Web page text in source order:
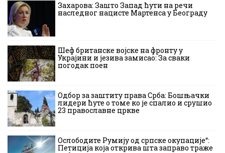
Захарова: Зашто Запад ћути на речи
наследног нацисте Мартенса у Београду
Шеф британске војске на фронту у
Украјини и језива замисао: За сваки
погодак поен
Одбор за заштиту права Срба: Бошњачки
лидери ћуте о томе ко је спалио и срушио
23 православне цркве
Ослободите Румију од српске окупације“:
Петиција која открива шта заправо траже